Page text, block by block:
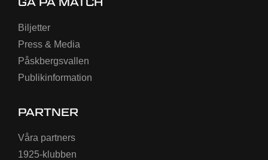
Biljetter
Press & Media
Påskbergsvallen
Publikinformation
PARTNER
Våra partners
1925-klubben